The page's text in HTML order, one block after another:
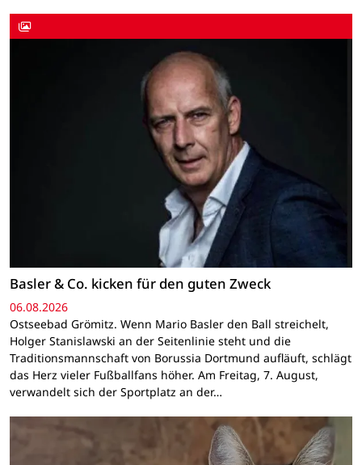
Basler & Co. kicken für den guten Zweck
06.08.2026
Ostseebad Grömitz. Wenn Mario Basler den Ball streichelt,
Holger Stanislawski an der Seitenlinie steht und die
Traditionsmannschaft von Borussia Dortmund aufläuft, schlägt
das Herz vieler Fußballfans höher. Am Freitag, 7. August,
verwandelt sich der Sportplatz an der…